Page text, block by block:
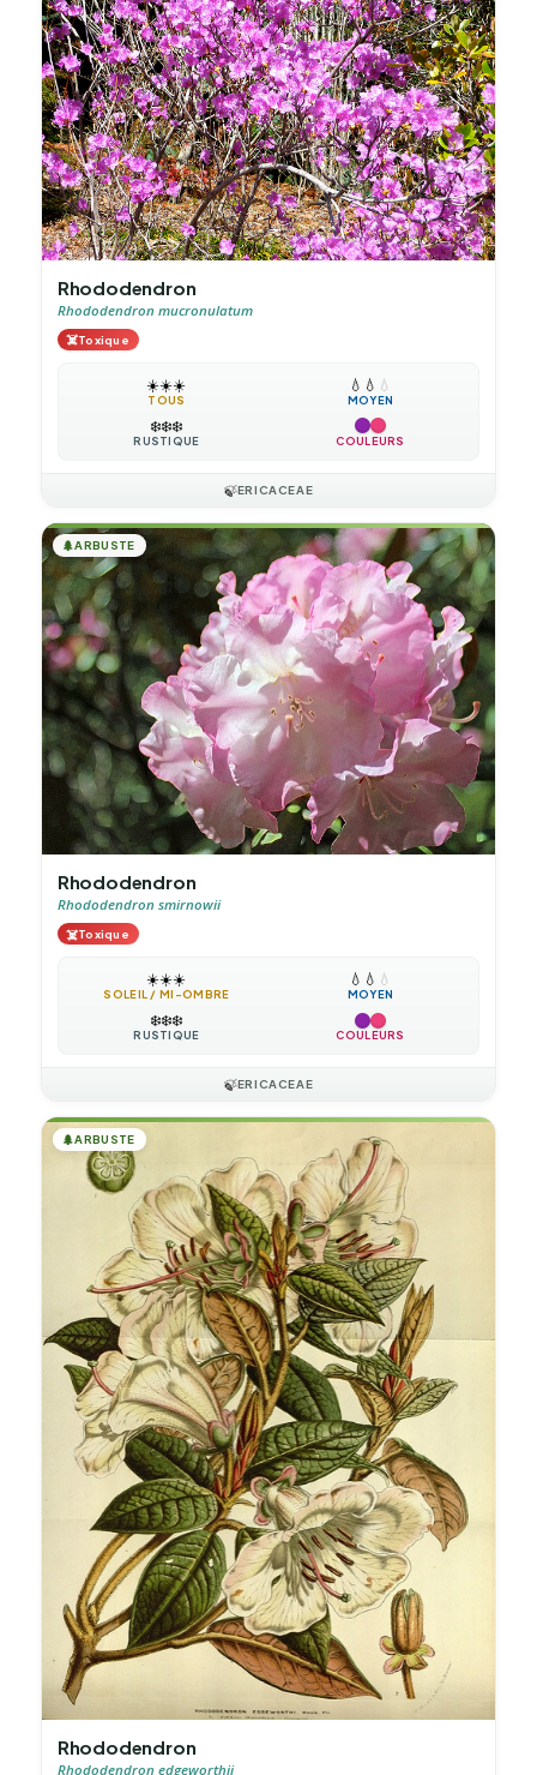
Rhododendron
Rhododendron mucronulatum
☠️Toxique
☀️☀️☀️
TOUS
💧 💧 💧
MOYEN
❄️❄️❄️
RUSTIQUE COULEURS
🍃ERICACEAE
🌲ARBUSTE
Rhododendron
Rhododendron smirnowii
☠️Toxique
☀️☀️☀️
SOLEIL / MI-OMBRE
💧 💧 💧
MOYEN
❄️❄️❄️
RUSTIQUE COULEURS
🍃ERICACEAE
🌲ARBUSTE
Rhododendron
Rhododendron edgeworthii